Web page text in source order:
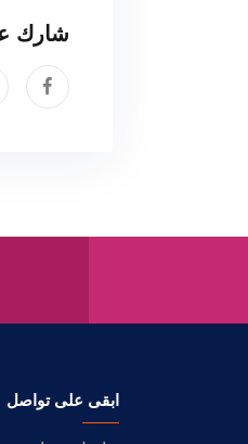
شارك
ابقى على تواصل